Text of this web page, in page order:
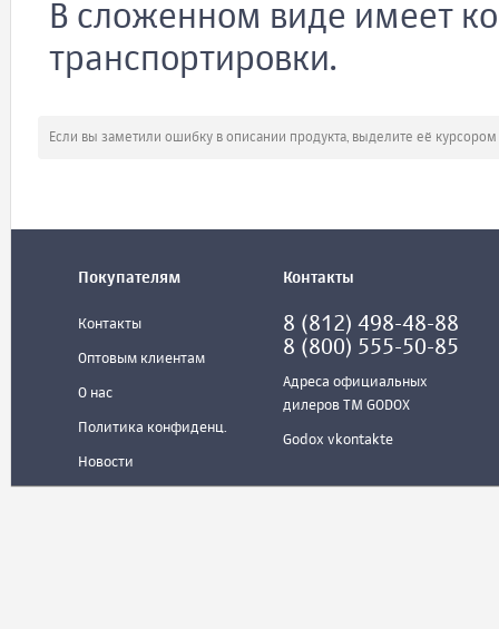
В сложенном виде имеет
транспортировки.
Если вы заметили ошибку в описании продукта, выделите её
Покупателям
Контакты
Оптовым клиентам
О нас
Политика конфиденц.
Новости
Контакты
8 (812) 498-48-88
8 (800) 555-50-85
Адреса официальных
дилеров ТМ GODOX
Godox vkontakte